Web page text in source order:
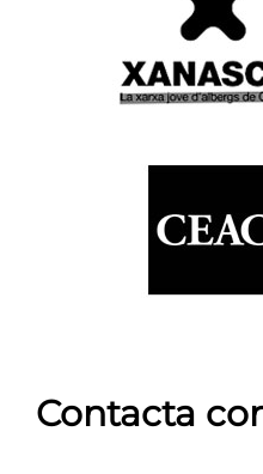
Contacta